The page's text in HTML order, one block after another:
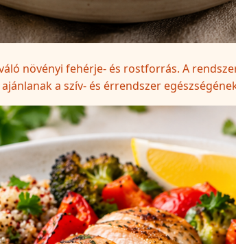
növényi fehérje- és rostforrás. A
a szív- és érrendszer